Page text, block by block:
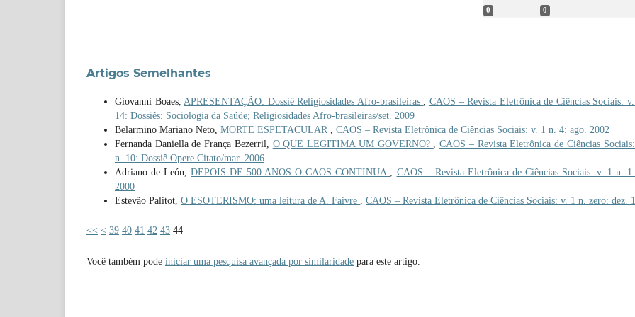
0 0
Artigos Semelhantes
Giovanni Boaes,APRESENTAÇÃO: Dossiê Religiosidades Afro-brasileiras , CAOS – Revista Eletrônica de Ciências Sociais:
14: Dossiês: Sociologia da Saúde; Religiosidades Afro-brasileiras/set. 2009
Belarmino Mariano Neto, MORTE ESPETACULAR , CAOS – Revista Eletrônica de Ciências Sociais: v. 1 n. 4: ago. 2002
Fernanda Daniella de França Bezerril, O QUE LEGITIMA UM GOVERNO? ,CAOS – Revista Eletrônica de Ciências
n. 10: Dossiê Opere Citato/mar. 2006
Adriano de León,DEPOIS DE 500 ANOS O CAOS CONTINUA , CAOS – Revista Eletrônica de Ciências Sociais: v. 1 n.
2000
Estevão Palitot, O ESOTERISMO: uma leitura de A. Faivre , CAOS – Revista Eletrônica de Ciências Sociais: v. 1 n. zero: dez.
<< < 39 40 41 42 43 44
Você também pode iniciar uma pesquisa avançada por similaridade para este artigo.